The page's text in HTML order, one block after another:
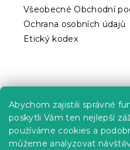
Abychom zajistili správné
poskytli Vám ten nejlepší
používáme cookies a
můžeme analyzovat
Všeobecné Obchodní
Ochrana osobních údajů
Etický kodex
Kariéra
Poptávky a B2B